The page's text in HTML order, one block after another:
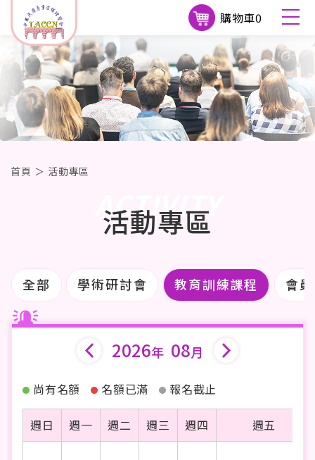
購物車0
首頁 ＞ 活動專區
活動專區
ACTIVITY
全部 學術研討會 教育訓練課程 會
2026年 08月
尚有名額 名額已滿 報名截止
週日 週一 週二 週三 週四 週五